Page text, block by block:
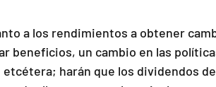
a los rendimientos a obtener
beneficios, un cambio en las
harán que los dividendos